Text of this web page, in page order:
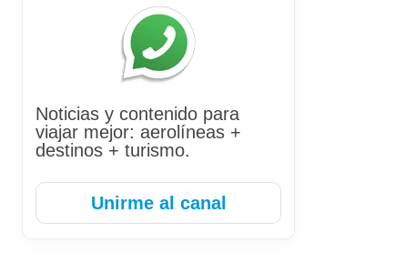
Noticias y contenido para
viajar mejor: aerolíneas +
destinos + turismo.
Unirme al canal